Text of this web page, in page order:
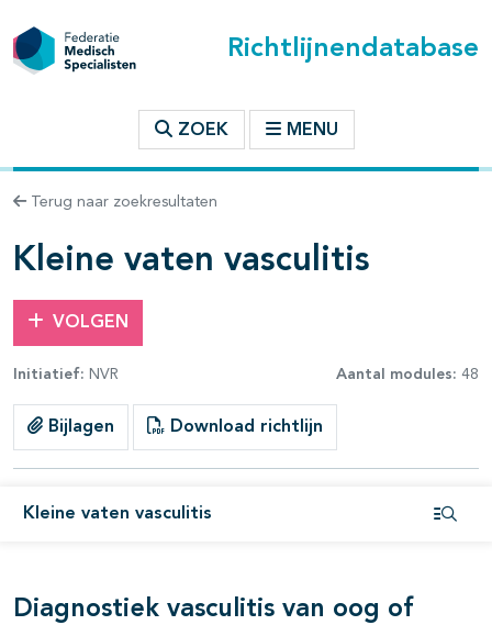
Richtlijnendatabase
ZOEK MENU
Terug naar zoekresultaten
Kleine vaten vasculitis
VOLGEN
Initiatief: NVR Aantal modules: 48
Bijlagen Download richtlijn
Kleine vaten vasculitis
binnen deze richtlijn
open- en dichtklappen
Diagnostiek vasculitis van oog of